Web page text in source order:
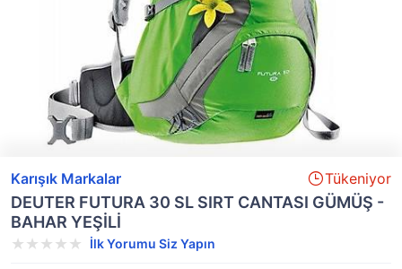
Karışık Markalar Tükeniyor
DEUTER FUTURA 30 SL SIRT CANTASI GÜMÜŞ -
BAHAR YEŞİLİ
İlk Yorumu Siz Yapın